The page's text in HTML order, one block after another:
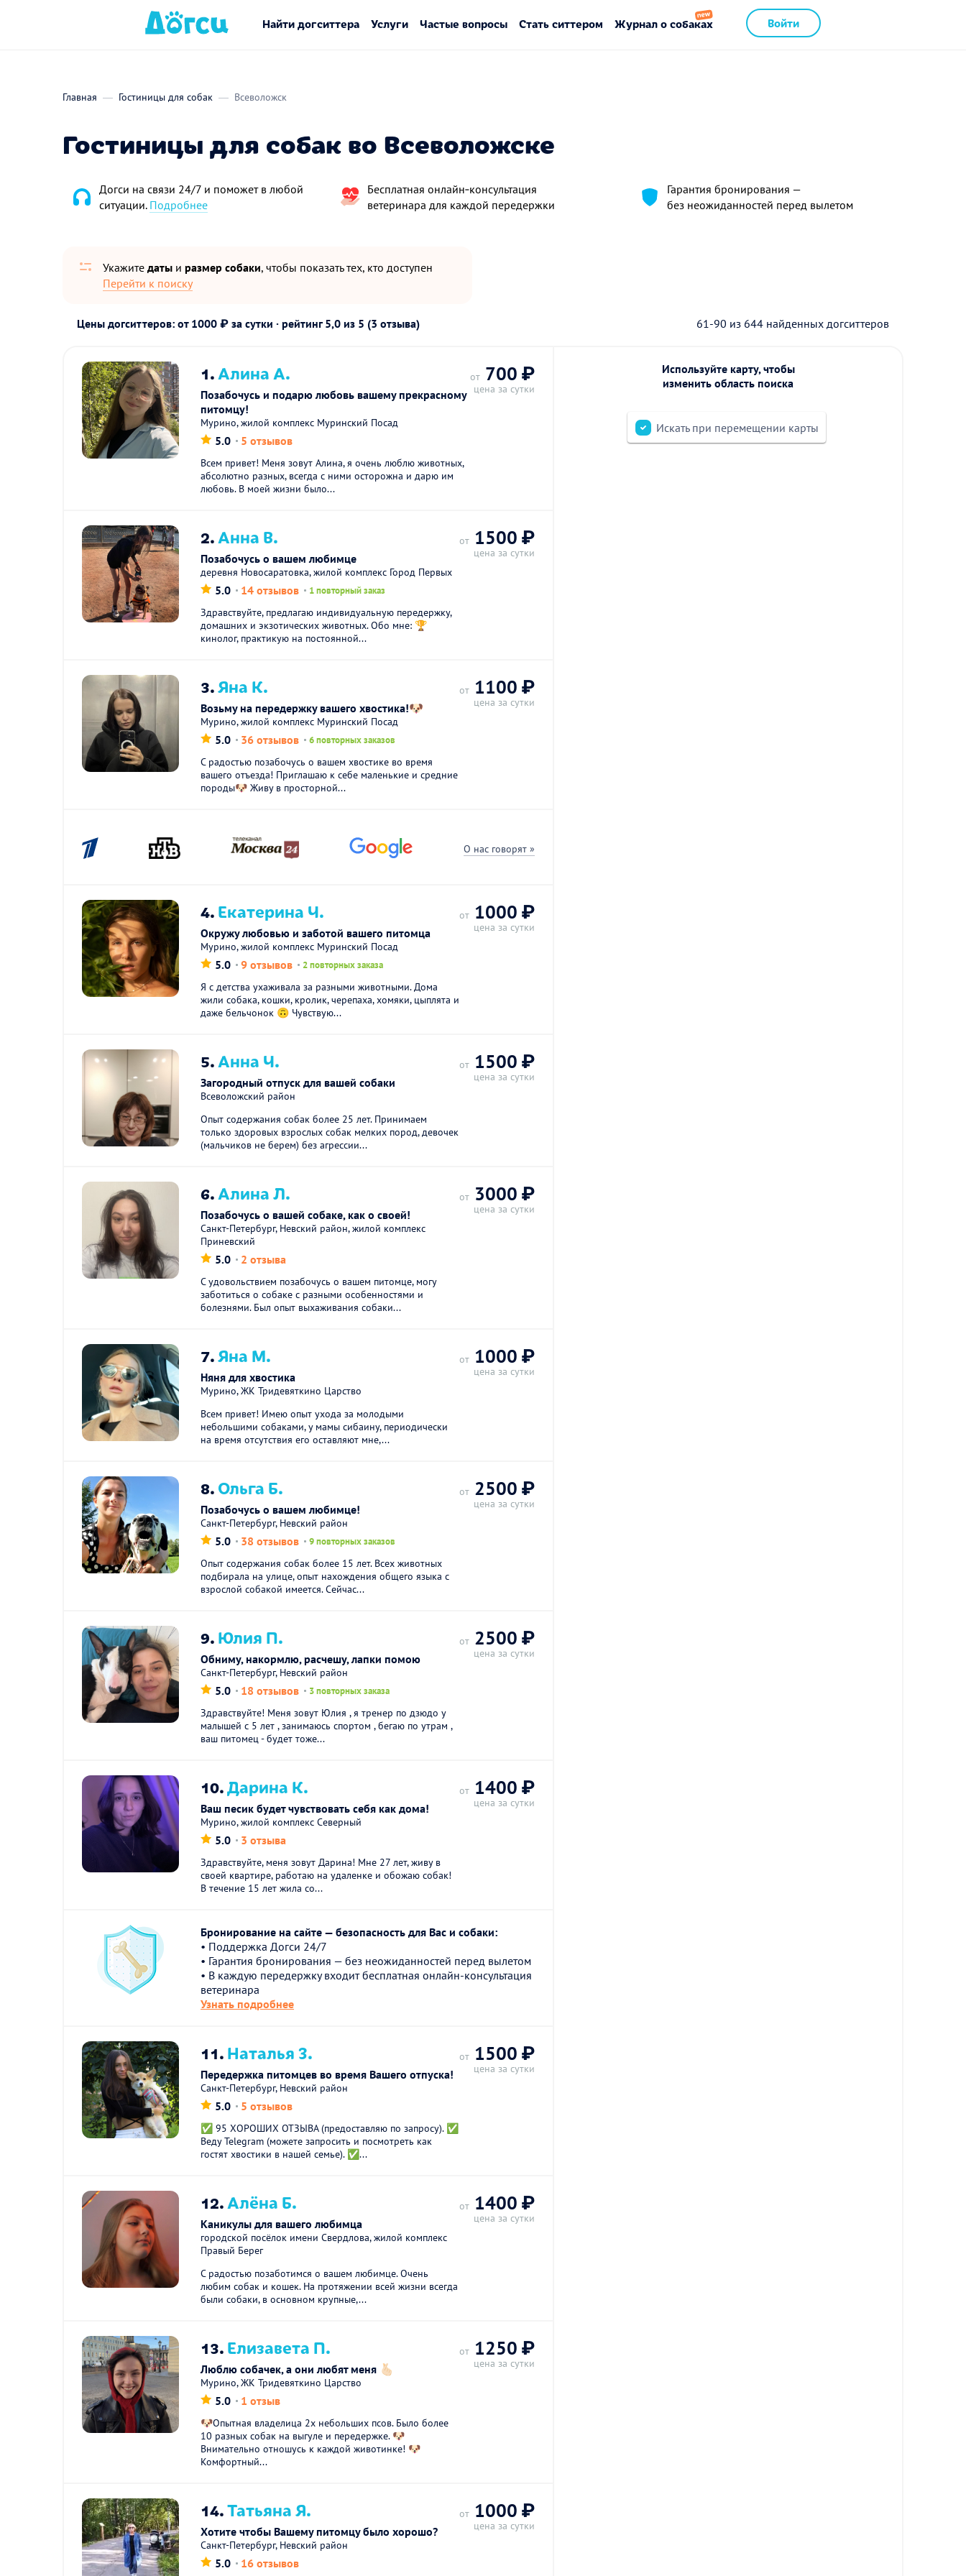
Войти
Найти догситтера Услуги Частые вопросы Стать ситтером Журнал о собаках
Главная Гостиницы для собак Всеволожск
Гостиницы для собак во Всеволожске
Догси на связи 24/7 и поможет в любой
ситуации. Подробнее
Бесплатная онлайн‑консультация
ветеринара для каждой передержки
Гарантия бронирования —
без неожиданностей перед вылетом
Укажите даты и размер собаки, чтобы показать тех, кто доступен
Перейти к поиску
Цены догситтеров: от 1000 ₽ за сутки · рейтинг 5,0 из 5 (3 отзыва) 61-90 из 644 найденных догситтеров
1.Алина А.
Позабочусь и подарю любовь вашему прекрасному
питомцу!
Мурино, жилой комплекс Муринский Посад
5.0 5 отзывов
Всем привет! Меня зовут Алина, я очень люблю животных,
абсолютно разных, всегда с ними осторожна и дарю им
любовь. В моей жизни было...
от 700 ₽
цена за сутки
2.Анна В.
Позабочусь о вашем любимце
деревня Новосаратовка, жилой комплекс Город Первых
5.0 14 отзывов 1 повторный заказ
Здравствуйте, предлагаю индивидуальную передержку,
домашних и экзотических животных. Обо мне: 🏆
кинолог, практикую на постоянной...
от 1500 ₽
цена за сутки
3.Яна К.
Возьму на передержку вашего хвостика!🐶
Мурино, жилой комплекс Муринский Посад
5.0 36 отзывов 6 повторных заказов
С радостью позабочусь о вашем хвостике во время
вашего отъезда! Приглашаю к себе маленькие и средние
породы🐶 Живу в просторной...
от 1100 ₽
цена за сутки
О нас говорят »
4.Екатерина Ч.
Окружу любовью и заботой вашего питомца
Мурино, жилой комплекс Муринский Посад
5.0 9 отзывов 2 повторных заказа
Я с детства ухаживала за разными животными. Дома
жили собака, кошки, кролик, черепаха, хомяки, цыплята и
даже бельчонок 🙃 Чувствую...
от 1000 ₽
цена за сутки
5.Анна Ч.
Загородный отпуск для вашей собаки
Всеволожский район
Опыт содержания собак более 25 лет. Принимаем
только здоровых взрослых собак мелких пород, девочек
(мальчиков не берем) без агрессии...
от 1500 ₽
цена за сутки
6.Алина Л.
Позабочусь о вашей собаке, как о своей!
Санкт-Петербург, Невский район, жилой комплекс
Приневский
5.0 2 отзыва
С удовольствием позабочусь о вашем питомце, могу
заботиться о собаке с разными особенностями и
болезнями. Был опыт выхаживания собаки...
от 3000 ₽
цена за сутки
7.Яна М.
Няня для хвостика
Мурино, ЖК Тридевяткино Царство
Всем привет! Имею опыт ухода за молодыми
небольшими собаками, у мамы сибаину, периодически
на время отсутствия его оставляют мне,...
от 1000 ₽
цена за сутки
8.Ольга Б.
Позабочусь о вашем любимце!
Санкт-Петербург, Невский район
5.0 38 отзывов 9 повторных заказов
Опыт содержания собак более 15 лет. Всех животных
подбирала на улице, опыт нахождения общего языка с
взрослой собакой имеется. Сейчас...
от 2500 ₽
цена за сутки
9.Юлия П.
Обниму, накормлю, расчешу, лапки помою
Санкт-Петербург, Невский район
5.0 18 отзывов 3 повторных заказа
Здравствуйте! Меня зовут Юлия , я тренер по дзюдо у
малышей с 5 лет , занимаюсь спортом , бегаю по утрам ,
ваш питомец - будет тоже...
от 2500 ₽
цена за сутки
10.Дарина К.
Ваш песик будет чувствовать себя как дома!
Мурино, жилой комплекс Северный
5.0 3 отзыва
Здравствуйте, меня зовут Дарина! Мне 27 лет, живу в
своей квартире, работаю на удаленке и обожаю собак!
В течение 15 лет жила со...
от 1400 ₽
цена за сутки
Бронирование на сайте — безопасность для Вас и собаки:
• Поддержка Догси 24/7
• Гарантия бронирования — без неожиданностей перед вылетом
• В каждую передержку входит бесплатная онлайн-консультация
ветеринара
Узнать подробнее
11.Наталья З.
Передержка питомцев во время Вашего отпуска!
Санкт-Петербург, Невский район
5.0 5 отзывов
✅ 95 ХОРОШИХ ОТЗЫВА (предоставляю по запросу). ✅
Веду Telegram (можете запросить и посмотреть как
гостят хвостики в нашей семье). ✅...
от 1500 ₽
цена за сутки
12.Алёна Б.
Каникулы для вашего любимца
городской посёлок имени Свердлова, жилой комплекс
Правый Берег
С радостью позаботимся о вашем любимце. Очень
любим собак и кошек. На протяжении всей жизни всегда
были собаки, в основном крупные,...
от 1400 ₽
цена за сутки
13.Елизавета П.
Люблю собачек, а они любят меня 🫰🏻
Мурино, ЖК Тридевяткино Царство
5.0 1 отзыв
🐶Опытная владелица 2х небольших псов. Было более
10 разных собак на выгуле и передержке. 🐶
Внимательно отношусь к каждой животинке! 🐶
Комфортный...
от 1250 ₽
цена за сутки
14.Татьяна Я.
Хотите чтобы Вашему питомцу было хорошо?
Санкт-Петербург, Невский район
5.0 16 отзывов
от 1000 ₽
цена за сутки
Используйте карту, чтобы
изменить область поиска
Искать при перемещении карты